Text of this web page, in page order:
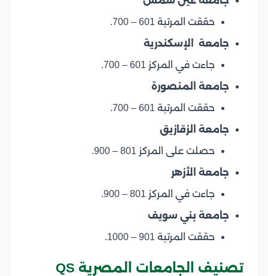
حققت المرتبة 601 – 700.
جامعة الإسكندرية
جاءت في المركز 601 – 700.
جامعة المنصورة
حققت المرتبة 601 – 700.
جامعة الزقازيق
حصلت على المركز 801 – 900.
جامعة الأزهر
جاءت في المركز 801 – 900.
جامعة بني سويف
حققت المرتبة 901 – 1000.
تصنيف الجامعات المصرية QS